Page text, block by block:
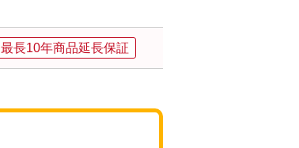
最長10年商品延長保証